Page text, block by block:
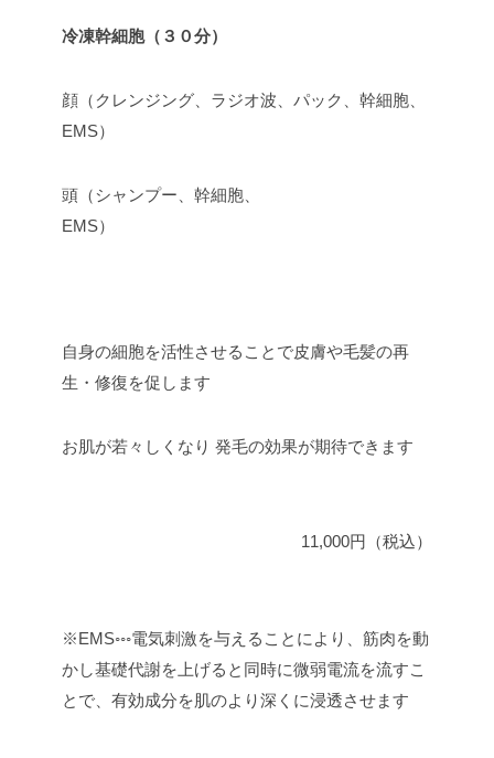
冷凍幹細胞（３０分）
顔（クレンジング、ラジオ波、パック、幹細胞、
EMS）
頭（シャンプー、幹細胞、
EMS）
自身の細胞を活性させることで皮膚や毛髪の再
生・修復を促します
お肌が若々しくなり 発毛の効果が期待できます
11,000円（税込）
※EMS◦◦◦電気刺激を与えることにより、筋肉を動
かし基礎代謝を上げると同時に微弱電流を流すこ
とで、有効成分を肌のより深くに浸透させます